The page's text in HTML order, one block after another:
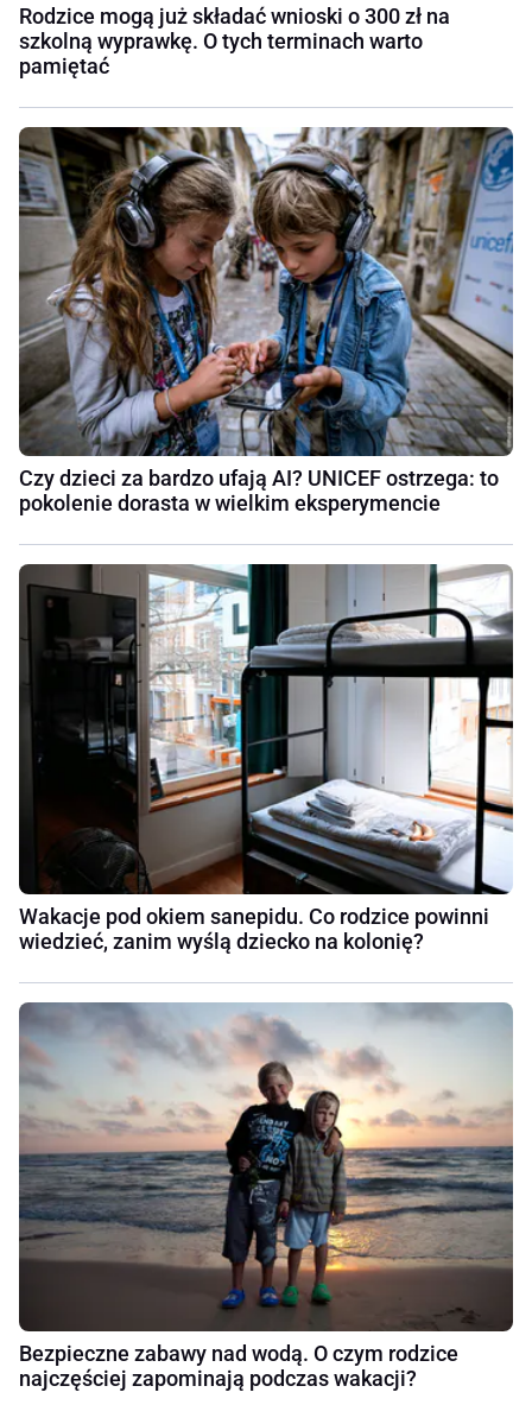
Rodzice mogą już składać wnioski o 300 zł na
szkolną wyprawkę. O tych terminach warto
pamiętać
Czy dzieci za bardzo ufają AI? UNICEF ostrzega: to
pokolenie dorasta w wielkim eksperymencie
Wakacje pod okiem sanepidu. Co rodzice powinni
wiedzieć, zanim wyślą dziecko na kolonię?
Bezpieczne zabawy nad wodą. O czym rodzice
najczęściej zapominają podczas wakacji?